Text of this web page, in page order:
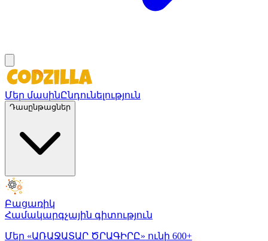
Մեր մասինԸնդունելություն
Դասընթացներ
Բացառիկ
Համակարգչային գիտություն
Մեր «ԱՌԱՋԱՏԱՐ ԾՐԱԳԻՐԸ» ունի 600+